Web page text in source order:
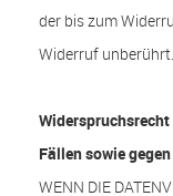
der bis zum
Widerruf unberührt.
Fällen sowie
WENN DIE